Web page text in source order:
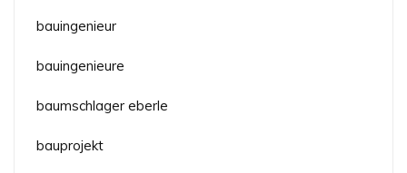
bauingenieur
bauingenieure
baumschlager eberle
bauprojekt